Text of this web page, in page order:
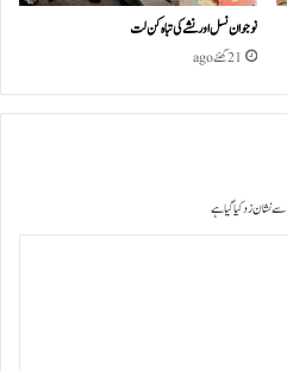
نوجوان نسل اور نشے کی تباہ کن لت
21 گھنٹے ago
سے نشان زد کیا گیا ہے